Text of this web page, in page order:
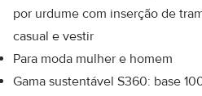
por urdume com inserção de
casual e vestir
Para moda mulher e homem
Gama sustentável S360: base